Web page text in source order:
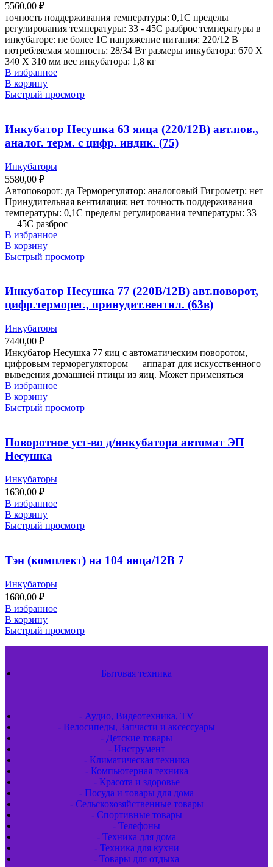
5560,00 ₽
точность поддерживания температуры: 0,1С пределы
регулирования температуры: 33 - 45С разброс температуры в
инкубаторе: не более 1С напряжение питания: 220/12 В
потребляемая мощность: 28/34 Вт размеры инкубатора: 670 Х
340 Х 310 мм вес инкубатора: 1,8 кг
В избранное
В корзину
Быстрый просмотр
Инкубатор Несушка 63 яица (220/12В) авт.пов.,
аналог. терм. с цифр. индик. (75)
Инкубаторы
5580,00 ₽
Автоповорот: да Терморегулятор: аналоговый Гигрометр: нет
Принудительная вентиляция: нет точность поддерживания
температуры: 0,1С пределы регулирования температуры: 33
— 45С разброс
В избранное
В корзину
Быстрый просмотр
Инкубатор Несушка 77 (220В/12В) авт.поворот,
цифр.терморег., принудит.вентил. (63в)
Инкубаторы
7440,00 ₽
Инкубатор Несушка 77 яиц с автоматическим поворотом,
цифровым терморегулятором — аппарат для искусственного
выведения домашней птицы из яиц. Может применяться
В избранное
В корзину
Быстрый просмотр
Поворотное уст-во д/инкубатора автомат ЭП
Несушка
Инкубаторы
1630,00 ₽
В избранное
В корзину
Быстрый просмотр
Тэн (комплект) на 104 яица/12В 7
Инкубаторы
1680,00 ₽
В избранное
В корзину
Быстрый просмотр
Бытовая техника
- Аудио, Видеотехника, TV
- Велосипеды, Запчасти и аксессуары
- Детские товары
- Инструмент
- Климатическая техника
- Компьютерная техника
- Красота и здоровье
- Посуда и товары для дома
- Сельскохозяйственные товары
- Спортивные товары
- Телефоны
- Техника для дома
- Техника для кухни
- Товары для отдыха